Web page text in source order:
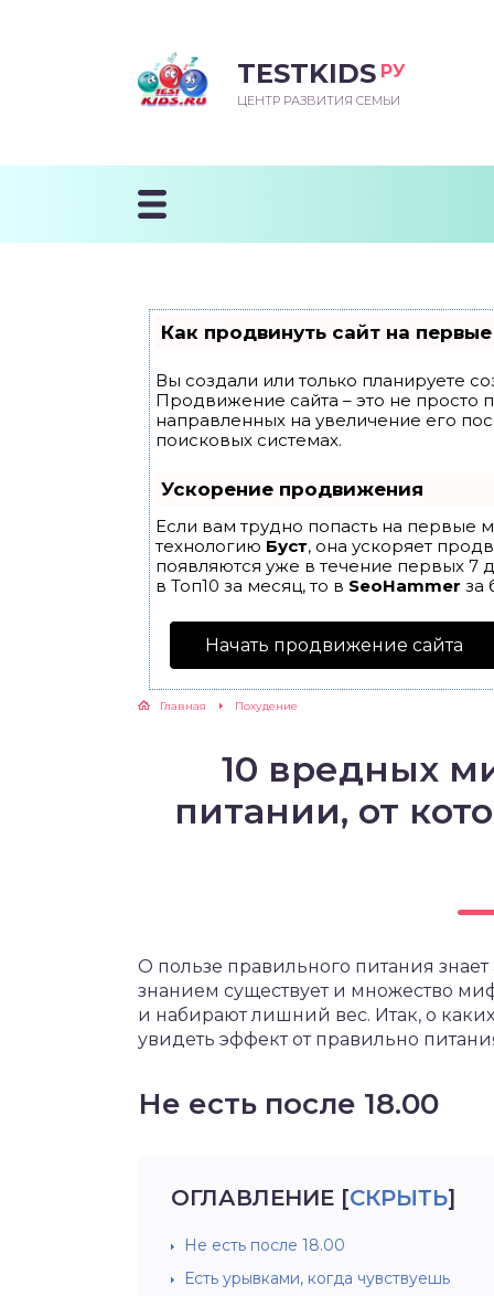
TESTKIDS РУ
ЦЕНТР РАЗВИТИЯ СЕМЬИ
Как продвинуть сайт на
Вы создали или только планируете
Продвижение сайта – это не просто
направленных на увеличение его
поисковых системах.
Ускорение продвижения
Если вам трудно попасть на первые
технологию Буст, она ускоряет
появляются уже в течение первых 7
в Топ10 за месяц, то в SeoHammer за
Начать продвижение сайта
Главная Похудение
10 вредных
питании, от
О пользе правильного питания
знанием существует и множество
и набирают лишний вес. Итак, о
увидеть эффект от правильно
Не есть после 18.00
ОГЛАВЛЕНИЕ [СКРЫТЬ]
Не есть после 18.00
Есть урывками, когда чувствуешь
МЕСЯЦ
ПЕРВОГО
УЧИТСЯ
ПОСЛЕ ГОДА
К ШКОЛЕ
ДОШКОЛЬНИКА
ШКОЛА
ШКОЛЬНИКА
ШКОЛЬНИКА